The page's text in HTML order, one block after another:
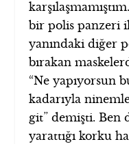
bir polis panzeri
yanındaki diğer
bırakan
“Ne yapıyorsun
kadarıyla
git” demişti. Ben
yarattığı korku